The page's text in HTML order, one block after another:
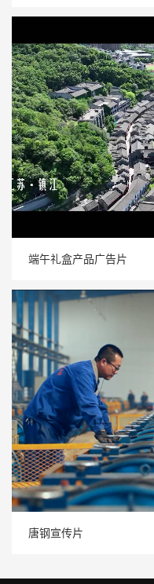
端午礼盒产品广告片
端午礼盒产品广告片
唐钢宣传片
唐钢宣传片